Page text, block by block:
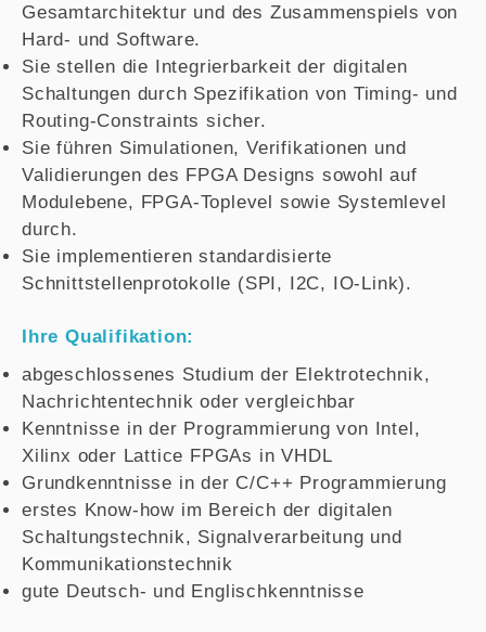
Gesamtarchitektur und des Zusammenspiels von
Hard- und Software.
Sie stellen die Integrierbarkeit der digitalen
Schaltungen durch Spezifikation von Timing- und
Routing-Constraints sicher.
Sie führen Simulationen, Verifikationen und
Validierungen des FPGA Designs sowohl auf
Modulebene, FPGA-Toplevel sowie Systemlevel
durch.
Sie implementieren standardisierte
Schnittstellenprotokolle (SPI, I2C, IO-Link).
Ihre Qualifikation:
abgeschlossenes Studium der Elektrotechnik,
Nachrichtentechnik oder vergleichbar
Kenntnisse in der Programmierung von Intel,
Xilinx oder Lattice FPGAs in VHDL
Grundkenntnisse in der C/C++ Programmierung
erstes Know-how im Bereich der digitalen
Schaltungstechnik, Signalverarbeitung und
Kommunikationstechnik
gute Deutsch- und Englischkenntnisse